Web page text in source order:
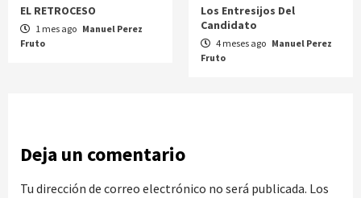
EL RETROCESO
1 mes ago Manuel Perez
Fruto
Los Entresijos Del
Candidato
4 meses ago Manuel Perez
Fruto
Deja un comentario
Tu dirección de correo electrónico no será publicada. Los